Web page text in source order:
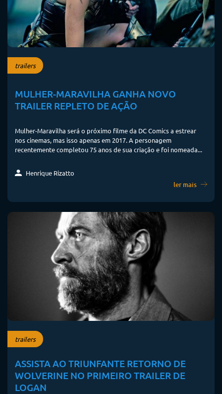
trailers
MULHER-MARAVILHA GANHA NOVO
TRAILER REPLETO DE AÇÃO
Mulher-Maravilha será o próximo filme da DC Comics a estrear
nos cinemas, mas isso apenas em 2017. A personagem
recentemente completou 75 anos de sua criação e foi nomeada...
Henrique Rizatto
ler mais
trailers
ASSISTA AO TRIUNFANTE RETORNO DE
WOLVERINE NO PRIMEIRO TRAILER DE
LOGAN